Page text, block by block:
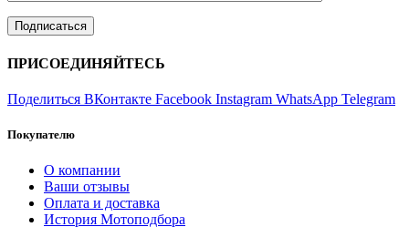
ПРИСОЕДИНЯЙТЕСЬ
Поделиться ВКонтакте Facebook Instagram WhatsApp Telegram
Покупателю
О компании
Ваши отзывы
Оплата и доставка
История Мотоподбора